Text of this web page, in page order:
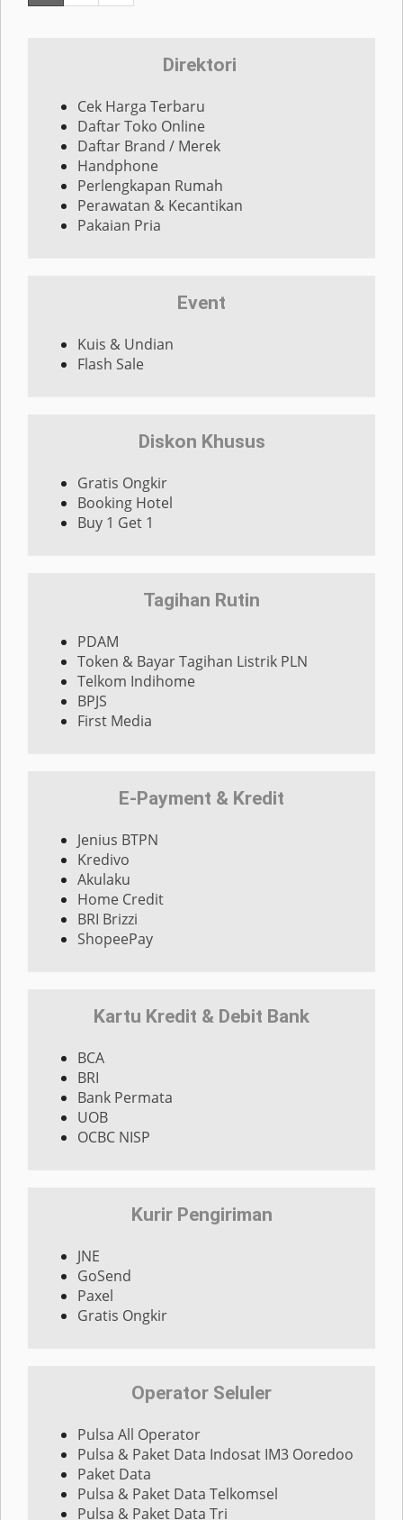
Direktori
Cek Harga Terbaru
Daftar Toko Online
Daftar Brand / Merek
Handphone
Perlengkapan Rumah
Perawatan & Kecantikan
Pakaian Pria
Event
Kuis & Undian
Flash Sale
Diskon Khusus
Gratis Ongkir
Booking Hotel
Buy 1 Get 1
Tagihan Rutin
PDAM
Token & Bayar Tagihan Listrik PLN
Telkom Indihome
BPJS
First Media
E-Payment & Kredit
Jenius BTPN
Kredivo
Akulaku
Home Credit
BRI Brizzi
ShopeePay
Kartu Kredit & Debit Bank
BCA
BRI
Bank Permata
UOB
OCBC NISP
Kurir Pengiriman
JNE
GoSend
Paxel
Gratis Ongkir
Operator Seluler
Pulsa All Operator
Pulsa & Paket Data Indosat IM3 Ooredoo
Paket Data
Pulsa & Paket Data Telkomsel
Pulsa & Paket Data Tri